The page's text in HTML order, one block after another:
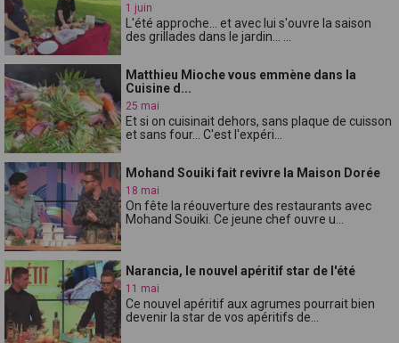
1 juin
L'été approche... et avec lui s'ouvre la saison
des grillades dans le jardin... ...
Matthieu Mioche vous emmène dans la
Cuisine d...
25 mai
Et si on cuisinait dehors, sans plaque de cuisson
et sans four... C'est l'expéri...
Mohand Souiki fait revivre la Maison Dorée
18 mai
On fête la réouverture des restaurants avec
Mohand Souiki. Ce jeune chef ouvre u...
Narancia, le nouvel apéritif star de l'été
11 mai
Ce nouvel apéritif aux agrumes pourrait bien
devenir la star de vos apéritifs de...